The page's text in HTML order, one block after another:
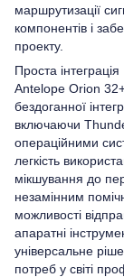
маршрутизації
компонентів і
проекту.
Проста інтеграція
Antelope Orion
бездоганної
включаючи
операційними
легкість
мікшування до
незамінним
можливості
апаратні
універсальне
потреб у світі